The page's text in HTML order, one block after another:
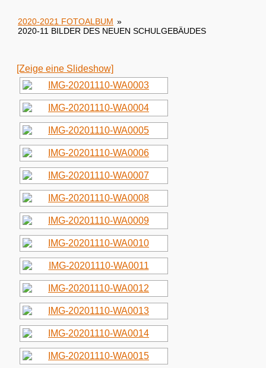
2020-2021 FOTOALBUM »
2020-11 BILDER DES NEUEN SCHULGEBÄUDES
[Zeige eine Slideshow]